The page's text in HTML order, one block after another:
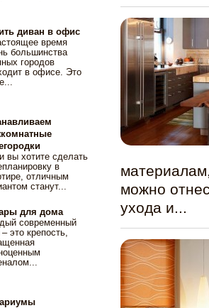
диван в офис
время
большинства
городов
в офисе. Это
вы хотите сделать
в
отличным
станут...
для дома
современный
это крепость,
можно
ухода и...